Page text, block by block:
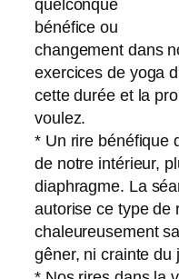
quelconque
bénéfice ou
changement dans
exercices de yoga
cette durée et la
voulez.
* Un rire bénéfique
de notre intérieur,
diaphragme. La
autorise ce type de
chaleureusement
gêner, ni crainte du